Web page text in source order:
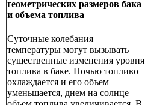
геометрических размеров бака
и объема топлива
Суточные колебания
температуры могут вызывать
существенные изменения уровня
топлива в баке. Ночью топливо
охлаждается и его объем
уменьшается, днем на солнце